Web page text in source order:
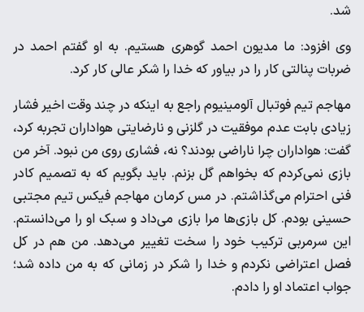
شد.
وی افزود: ما مدیون احمد گوهری هستیم. به او گفتم احمد در
ضربات پنالتی کار را در بیاور که خدا را شکر عالی کار کرد.
مهاجم تیم فوتبال آلومینیوم راجع به اینکه در چند وقت اخیر فشار
زیادی بابت عدم موفقیت در گلزنی و نارضایتی هواداران تجربه کرد،
گفت: هواداران چرا ناراضی بودند؟ نه، فشاری روی من نبود. آخر من
بازی نمی‌کردم که بخواهم گل بزنم. باید بگویم که به تصمیم کادر
فنی احترام می‌گذاشتم. در مس کرمان مهاجم فیکس تیم مجتبی
حسینی بودم. کل بازی‌ها مرا بازی می‌داد و سبک او را می‌دانستم.
این سرمربی ترکیب خود را سخت تغییر می‌دهد. من هم در کل
فصل اعتراضی نکردم و خدا را شکر در زمانی که به من داده شد؛
جواب اعتماد او را دادم.